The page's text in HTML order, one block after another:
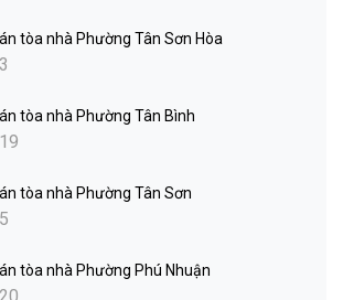
tòa nhà Phường Tân Sơn Hòa
tòa nhà Phường Tân Bình
tòa nhà Phường Tân Sơn
tòa nhà Phường Phú Nhuận